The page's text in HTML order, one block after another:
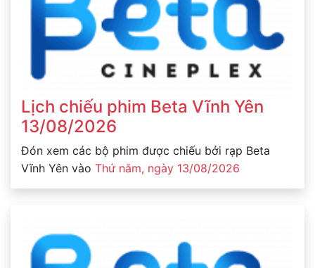
Lịch chiếu phim Beta Vĩnh Yên
13/08/2026
Đón xem các bộ phim được chiếu bởi rạp Beta
Vĩnh Yên vào Thứ năm, ngày 13/08/2026